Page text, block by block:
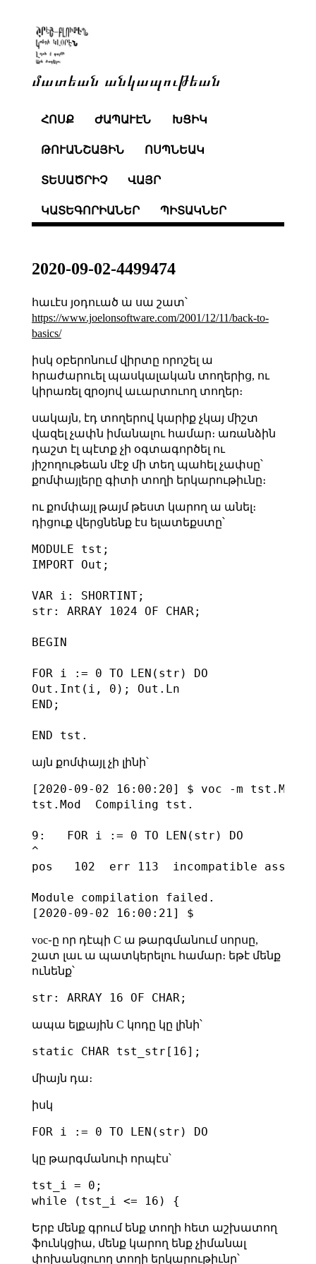
մատեան անկապութեան
ՀՈՍՔ ԺԱՊԱՒԷՆ ԽՑԻԿ
ԹՈՒԱՆՇԱՅԻՆ ՈՍՊՆԵԱԿ
ՏԵՍԱԾՐԻՉ ՎԱՅՐ
ԿԱՏԵԳՈՐԻԱՆԵՐ ՊԻՏԱԿՆԵՐ
2020-09-02-4499474
հաւէս յօդուած ա սա շատ՝
https://www.joelonsoftware.com/2001/12/11/back-to-
basics/
իսկ օբերոնում վիրտը որոշել ա
հրաժարուել պասկալական տողերից, ու
կիրառել զրօյով աւարտուող տողեր։
սակայն, էդ տողերով կարիք չկայ միշտ
վազել չափն իմանալու համար։ առանձին
դաշտ էլ պէտք չի օգտագործել ու
յիշողութեան մէջ մի տեղ պահել չափսը՝
քոմփայլերը գիտի տողի երկարութիւնը։
ու քոմփայլ թայմ թեստ կարող ա անել։
դիցուք վերցնենք էս ելատեքստը՝
MODULE tst;
IMPORT Out;
VAR i: SHORTINT;
str: ARRAY 1024 OF CHAR;
BEGIN
FOR i := 0 TO LEN(str) DO
Out.Int(i, 0); Out.Ln
END;
այն քոմփայլ չի լինի՝
[2020-09-02 16:00:20] $ voc -m tst.Mod
tst.Mod  Compiling tst.
9:   FOR i := 0 TO LEN(str) DO
^
pos   102  err 113  incompatible
Module compilation failed.
voc֊ը որ դէպի C ա թարգմանում սորսը,
շատ լաւ ա պատկերելու համար։ եթէ մենք
ունենք՝
ապա ելքային C կոդը կը լինի՝
միայն դա։
իսկ
կը թարգմանուի որպէս՝
tst_i = 0;
Երբ մենք գրում ենք տողի հետ աշխատող
ֆունկցիա, մենք կարող ենք չիմանալ
փոխանցուող տողի երկարութիւնը՝